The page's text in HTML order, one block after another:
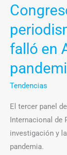
falló en
Tendencias
El tercer panel
Internacional de
investigación y
pandemia.
durante
pandemia”